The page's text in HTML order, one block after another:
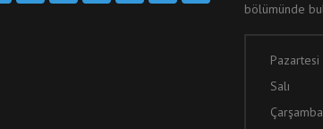
bölümünde
Pazartesi
Salı
Çarşamba